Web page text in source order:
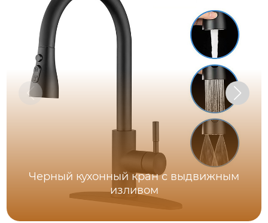
Черный кухонный кран с выдвижным
изливом